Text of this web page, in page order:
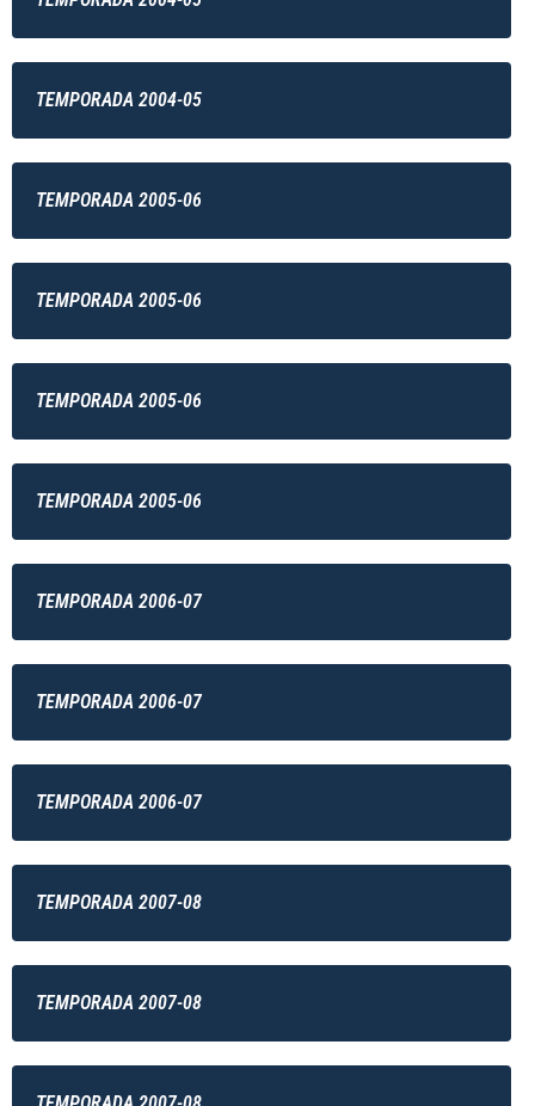
TEMPORADA 2004-05
TEMPORADA 2005-06
TEMPORADA 2005-06
TEMPORADA 2005-06
TEMPORADA 2005-06
TEMPORADA 2006-07
TEMPORADA 2006-07
TEMPORADA 2006-07
TEMPORADA 2007-08
TEMPORADA 2007-08